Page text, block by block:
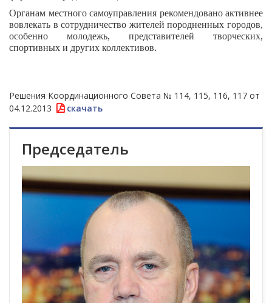
Органам местного самоуправления рекомендовано активнее
вовлекать в сотрудничество жителей породненных городов,
особенно молодежь, представителей творческих,
спортивных и других коллективов.
Решения Координационного Совета № 114, 115, 116, 117 от
04.12.2013
скачать
Председатель